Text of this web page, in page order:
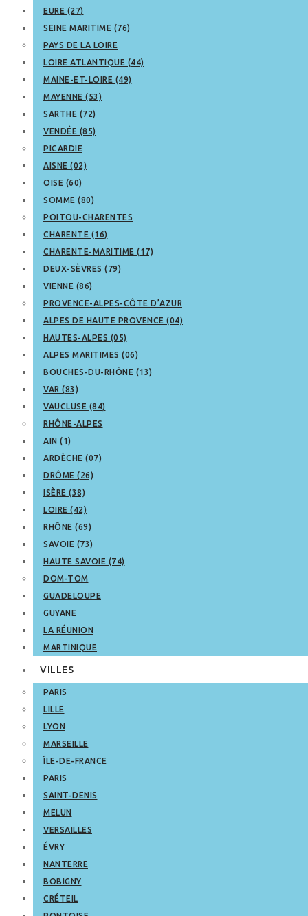
EURE (27)
SEINE MARITIME (76)
PAYS DE LA LOIRE
LOIRE ATLANTIQUE (44)
MAINE-ET-LOIRE (49)
MAYENNE (53)
SARTHE (72)
VENDÉE (85)
PICARDIE
AISNE (02)
OISE (60)
SOMME (80)
POITOU-CHARENTES
CHARENTE (16)
CHARENTE-MARITIME (17)
DEUX-SÈVRES (79)
VIENNE (86)
PROVENCE-ALPES-CÔTE D’AZUR
ALPES DE HAUTE PROVENCE (04)
HAUTES-ALPES (05)
ALPES MARITIMES (06)
BOUCHES-DU-RHÔNE (13)
VAR (83)
VAUCLUSE (84)
RHÔNE-ALPES
AIN (1)
ARDÈCHE (07)
DRÔME (26)
ISÈRE (38)
LOIRE (42)
RHÔNE (69)
SAVOIE (73)
HAUTE SAVOIE (74)
DOM-TOM
GUADELOUPE
GUYANE
LA RÉUNION
MARTINIQUE
VILLES
PARIS
LILLE
LYON
MARSEILLE
ÎLE-DE-FRANCE
PARIS
SAINT-DENIS
MELUN
VERSAILLES
ÉVRY
NANTERRE
BOBIGNY
CRÉTEIL